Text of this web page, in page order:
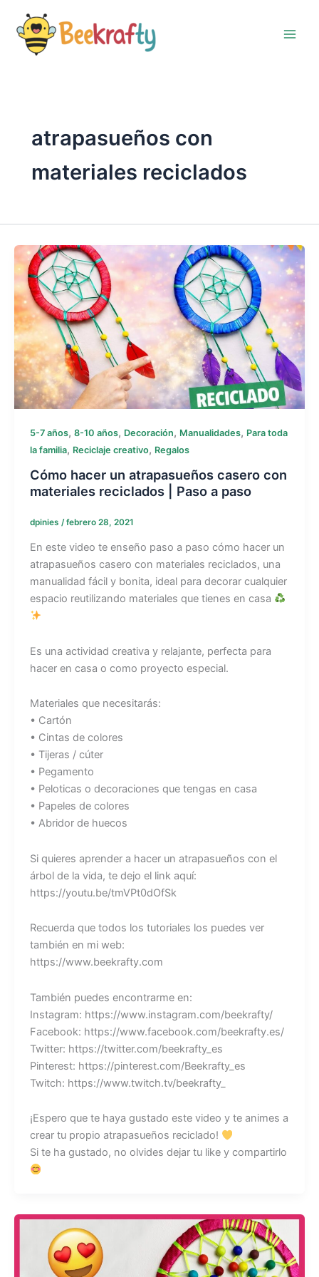
contenido
atrapasueños con
materiales reciclados
5-7 años, 8-10 años, Decoración, Manualidades, Para toda
la familia, Reciclaje creativo, Regalos
Cómo hacer un atrapasueños casero con
materiales reciclados | Paso a paso
dpinies /febrero 28, 2021
En este video te enseño paso a paso cómo hacer un
atrapasueños casero con materiales reciclados, una
manualidad fácil y bonita, ideal para decorar cualquier
espacio reutilizando materiales que tienes en casa
Es una actividad creativa y relajante, perfecta para
hacer en casa o como proyecto especial.
Materiales que necesitarás:
• Cartón
• Cintas de colores
• Tijeras / cúter
• Pegamento
• Peloticas o decoraciones que tengas en casa
• Papeles de colores
• Abridor de huecos
Si quieres aprender a hacer un atrapasueños con el
árbol de la vida, te dejo el link aquí:
https://youtu.be/tmVPt0dOfSk
Recuerda que todos los tutoriales los puedes ver
también en mi web:
https://www.beekrafty.com
También puedes encontrarme en:
Instagram: https://www.instagram.com/beekrafty/
Facebook: https://www.facebook.com/beekrafty.es/
Twitter: https://twitter.com/beekrafty_es
Pinterest: https://pinterest.com/Beekrafty_es
Twitch: https://www.twitch.tv/beekrafty_
¡Espero que te haya gustado este video y te animes a
crear tu propio atrapasueños reciclado!
Si te ha gustado, no olvides dejar tu like y compartirlo